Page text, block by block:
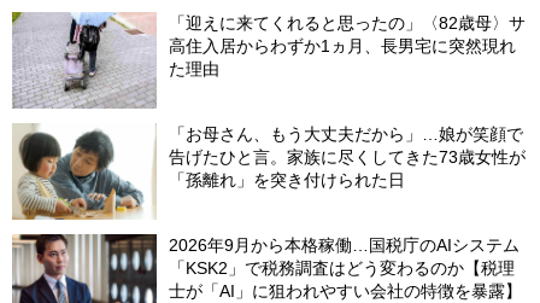
「迎えに来てくれると思ったの」〈82歳母〉サ
高住入居からわずか1ヵ月、長男宅に突然現れ
た理由
「お母さん、もう大丈夫だから」…娘が笑顔で
告げたひと言。家族に尽くしてきた73歳女性が
「孫離れ」を突き付けられた日
2026年9月から本格稼働…国税庁のAIシステム
「KSK2」で税務調査はどう変わるのか【税理
士が「AI」に狙われやすい会社の特徴を暴露】